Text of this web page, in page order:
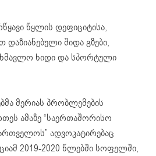
წყლის დეფიციტისა,
დაზიანებული შიდა გზები,
ხიდი და სპორტული
მერიას პრობლემების
ამაზე “საერთაშორისო
ადვოკატირებაც
2019-2020 წლებში სოფელში,